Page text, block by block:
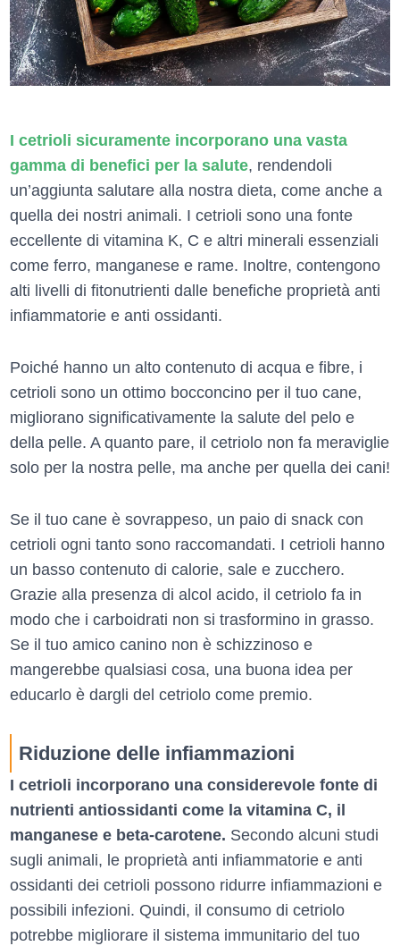
I cetrioli sicuramente incorporano una vasta
gamma di benefici per la salute, rendendoli
un’aggiunta salutare alla nostra dieta, come anche a
quella dei nostri animali. I cetrioli sono una fonte
eccellente di vitamina K, C e altri minerali essenziali
come ferro, manganese e rame. Inoltre, contengono
alti livelli di fitonutrienti dalle benefiche proprietà anti
infiammatorie e anti ossidanti.
Poiché hanno un alto contenuto di acqua e fibre, i
cetrioli sono un ottimo bocconcino per il tuo cane,
migliorano significativamente la salute del pelo e
della pelle. A quanto pare, il cetriolo non fa meraviglie
solo per la nostra pelle, ma anche per quella dei cani!
Se il tuo cane è sovrappeso, un paio di snack con
cetrioli ogni tanto sono raccomandati. I cetrioli hanno
un basso contenuto di calorie, sale e zucchero.
Grazie alla presenza di alcol acido, il cetriolo fa in
modo che i carboidrati non si trasformino in grasso.
Se il tuo amico canino non è schizzinoso e
mangerebbe qualsiasi cosa, una buona idea per
educarlo è dargli del cetriolo come premio.
Riduzione delle infiammazioni
I cetrioli incorporano una considerevole fonte di
nutrienti antiossidanti come la vitamina C, il
manganese e beta-carotene. Secondo alcuni studi
sugli animali, le proprietà anti infiammatorie e anti
ossidanti dei cetrioli possono ridurre infiammazioni e
possibili infezioni. Quindi, il consumo di cetriolo
potrebbe migliorare il sistema immunitario del tuo